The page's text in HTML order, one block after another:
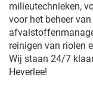
milieutechnieken,
voor het beheer
reinigen van riolen
Wij staan 24/7
Heverlee!